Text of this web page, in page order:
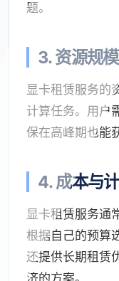
题。
3. 资源规
显卡租赁服务的
计算任务。用户
保在高峰期也能
4. 成本与
显卡租赁服务通
根据自己的预算
还提供长期租赁